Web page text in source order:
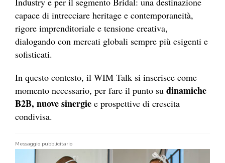
capace di intrecciare heritage e contemporaneità,
rigore imprenditoriale e tensione creativa,
dialogando con mercati globali sempre più esigenti e
sofisticati.
In questo contesto, il WIM Talk si inserisce come
momento necessario, per fare il punto su dinamiche
B2B, nuove sinergie e prospettive di crescita
condivisa.
Messaggio pubblicitario